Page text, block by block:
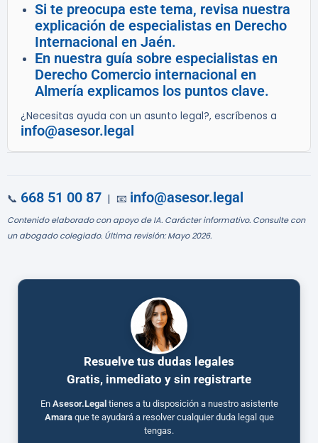
Si te preocupa este tema, revisa nuestra
explicación de especialistas en Derecho
Internacional en Jaén.
En nuestra guía sobre especialistas en
Derecho Comercio internacional en
Almería explicamos los puntos clave.
¿Necesitas ayuda con un asunto legal?, escríbenos a
info@asesor.legal
📞 668 51 00 87 | 📧 info@asesor.legal
Contenido elaborado con apoyo de IA. Carácter informativo. Consulte con
un abogado colegiado. Última revisión: Mayo 2026.
Resuelve tus dudas legales
Gratis, inmediato y sin registrarte
En Asesor.Legal tienes a tu disposición a nuestro asistente
Amaraque te ayudará a resolver cualquier duda legal que
tengas.